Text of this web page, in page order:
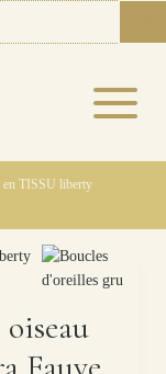
en TISSU liberty